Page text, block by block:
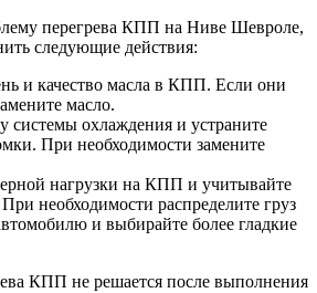
перегрева КПП на Ниве Шевроле,
следующие действия:
и качество масла в КПП. Если они
масло.
системы охлаждения и устраните
При необходимости замените
нагрузки на КПП и учитывайте
необходимости распределите груз
и выбирайте более гладкие
КПП не решается после выполнения